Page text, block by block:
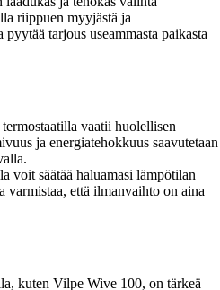
riippuen myyjästä ja
tarjous useammasta paikasta
vaatii huolellisen
ja energiatehokkuus saavutetaan
voit säätää haluamasi lämpötilan
varmistaa, että ilmanvaihto on aina
kuten Vilpe Wive 100, on tärkeä